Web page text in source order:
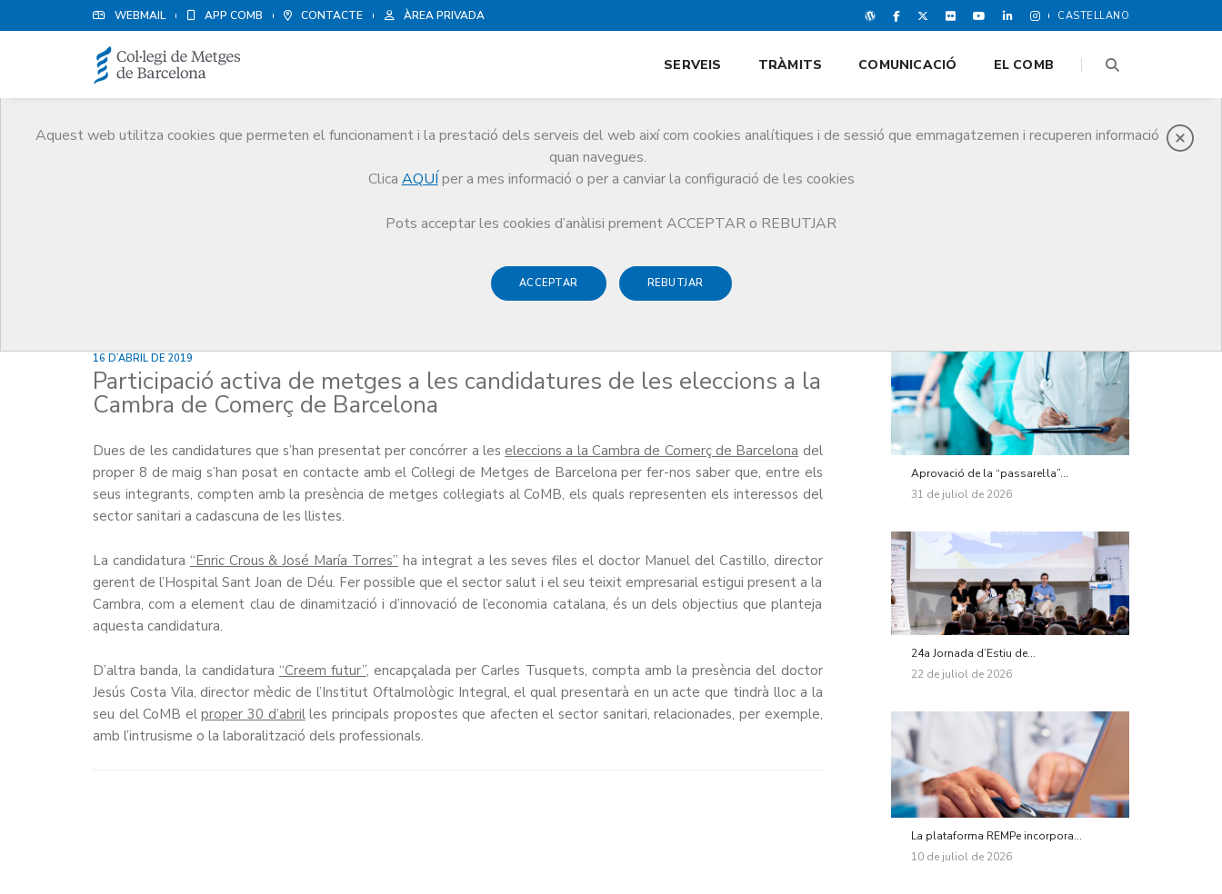
WEBMAIL APP COMB CONTACTE ÀREA PRIVADA CASTELLANO
Aquest web utilitza cookies que permeten el funcionament i la prestació dels serveis del web així com cookies analítiques i de sessió que emmagatzemen i recuperen informació
quan navegues.
Clica AQUÍ per a mes informació o per a canviar la configuració de les cookies
Pots acceptar les cookies d’anàlisi prement ACCEPTAR o REBUTJAR
ACCEPTAR REBUTJAR
SERVEIS TRÀMITS COMUNICACIÓ EL COMB
Participació activa de metges a les candidatures de les eleccions a la Cambra de Comerç de Barcelona
16 D’ABRIL DE 2019
Participació activa de metges a les candidatures de les eleccions a la
Cambra de Comerç de Barcelona
Dues de les candidatures que s’han presentat per concórrer a les eleccions a la Cambra de Comerç de Barcelona del
proper 8 de maig s’han posat en contacte amb el Col·legi de Metges de Barcelona per fer-nos saber que, entre els
seus integrants, compten amb la presència de metges col·legiats al CoMB, els quals representen els interessos del
sector sanitari a cadascuna de les llistes.
La candidatura “Enric Crous & José María Torres” ha integrat a les seves files el doctor Manuel del Castillo, director
gerent de l’Hospital Sant Joan de Déu. Fer possible que el sector salut i el seu teixit empresarial estigui present a la
Cambra, com a element clau de dinamització i d’innovació de l’economia catalana, és un dels objectius que planteja
aquesta candidatura.
D’altra banda, la candidatura “Creem futur”, encapçalada per Carles Tusquets, compta amb la presència del doctor
Jesús Costa Vila, director mèdic de l’Institut Oftalmològic Integral, el qual presentarà en un acte que tindrà lloc a la
seu del CoMB elproper 30 d’abrilles principals propostes que afecten el sector sanitari, relacionades, per exemple,
amb l’intrusisme o la laboralització dels professionals.
Aprovació de la “passarel·la”...
31 de juliol de 2026
24a Jornada d’Estiu de...
22 de juliol de 2026
La plataforma REMPe incorpora...
10 de juliol de 2026